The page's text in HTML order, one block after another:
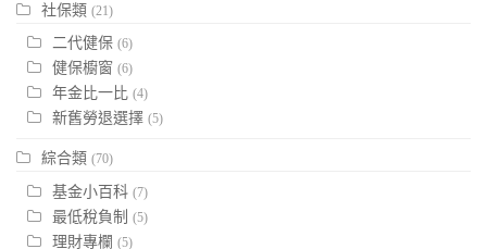
社保類 (21)
二代健保 (6)
健保櫥窗 (6)
年金比一比 (4)
新舊勞退選擇 (5)
綜合類 (70)
基金小百科 (7)
最低稅負制 (5)
理財專欄 (5)